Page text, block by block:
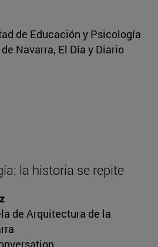
de Educación y Psicología
Navarra, El Día y Diario
la historia se repite
de Arquitectura de la